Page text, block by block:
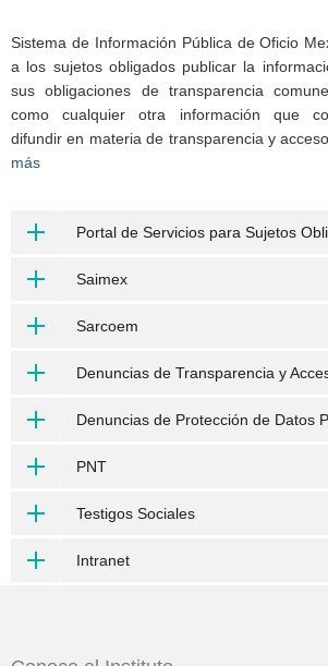
Sistema de Información Pública de Oficio
a los sujetos obligados publicar la
sus obligaciones de transparencia
como cualquier otra información que
difundir en materia de transparencia y
más
Portal de Servicios para Sujetos
Saimex
Sarcoem
Denuncias de Transparencia y
Denuncias de Protección de Datos
PNT
Testigos Sociales
Intranet